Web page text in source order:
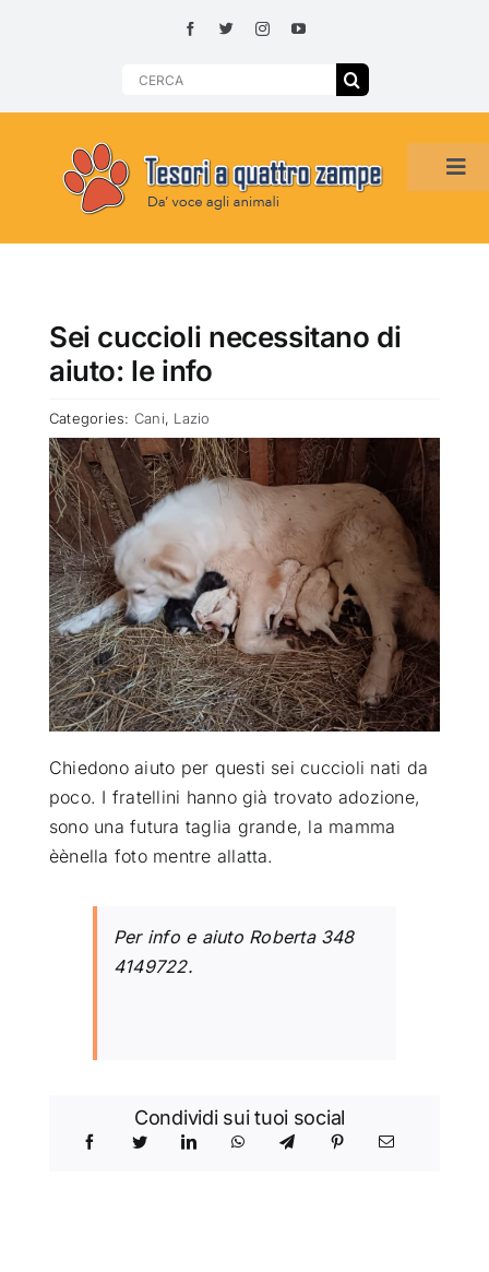
Search
HOME
ADOTTATI O RITROVATI
ATTUALITÀ
VIDEO
CHI SIAMO
SEMPRE CON ME
Sei cuccioli necessitano di
aiuto: le info
Categories: Cani, Lazio
Chiedono aiuto per questi sei cuccioli nati da
poco. I fratellini hanno già trovato adozione,
sono una futura taglia grande, la mamma
èènella foto mentre allatta.
Per info e aiuto Roberta 348
4149722.
Condividi sui tuoi social